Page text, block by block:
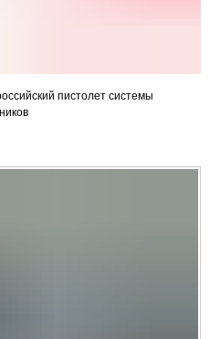
пистолет системы